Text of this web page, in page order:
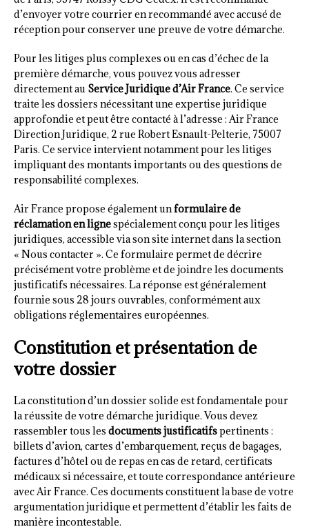
d’envoyer votre courrier en recommandé avec accusé de
réception pour conserver une preuve de votre démarche.
Pour les litiges plus complexes ou en cas d’échec de la
première démarche, vous pouvez vous adresser
directement au Service Juridique d’Air France. Ce service
traite les dossiers nécessitant une expertise juridique
approfondie et peut être contacté à l’adresse : Air France
Direction Juridique, 2 rue Robert Esnault-Pelterie, 75007
Paris. Ce service intervient notamment pour les litiges
impliquant des montants importants ou des questions de
responsabilité complexes.
Air France propose également unformulaire de
réclamation en lignespécialement conçu pour les litiges
juridiques, accessible via son site internet dans la section
« Nous contacter ». Ce formulaire permet de décrire
précisément votre problème et de joindre les documents
justificatifs nécessaires. La réponse est généralement
fournie sous 28 jours ouvrables, conformément aux
obligations réglementaires européennes.
Constitution et présentation de
votre dossier
La constitution d’un dossier solide est fondamentale pour
la réussite de votre démarche juridique. Vous devez
rassembler tous les documents justificatifspertinents :
billets d’avion, cartes d’embarquement, reçus de bagages,
factures d’hôtel ou de repas en cas de retard, certificats
médicaux si nécessaire, et toute correspondance antérieure
avec Air France. Ces documents constituent la base de votre
argumentation juridique et permettent d’établir les faits de
manière incontestable.